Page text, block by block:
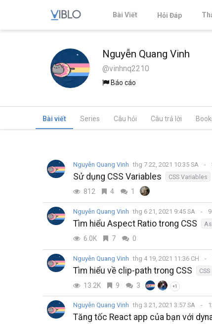
Bài Viết Hỏi Đáp
Nguyễn Quang Vinh
@vinhnq2210
Báo cáo
Bài viết Series Câu hỏi Câu trả lời
Nguyễn Quang Vinh thg 7 22, 2021 10:35 SA
Sử dụng CSS Variables CSS Variables
812 4 1
Nguyễn Quang Vinh thg 6 21, 2021 9:45 SA
Tìm hiểu Aspect Ratio trong CSS
6.0K 7 0
Nguyễn Quang Vinh thg 4 19, 2021 11:36 CH
Tìm hiểu về clip-path trong CSS CSS
13.2K 9 3 +1
Nguyễn Quang Vinh thg 3 21, 2021 3:57 SA
Tăng tốc React app của bạn với